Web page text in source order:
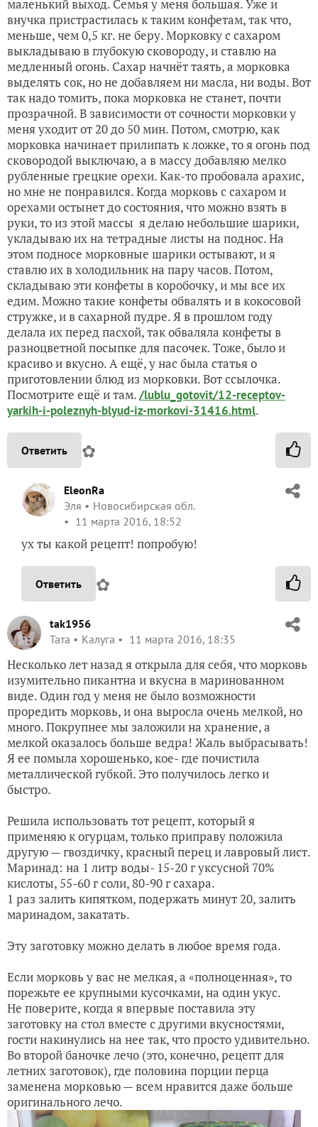
маленький выход. Семья у меня большая. Уже и
внучка пристрастилась к таким конфетам, так что,
меньше, чем 0,5 кг. не беру. Морковку с сахаром
выкладываю в глубокую сковороду, и ставлю на
медленный огонь. Сахар начнёт таять, а морковка
выделять сок, но не добавляем ни масла, ни воды. Вот
так надо томить, пока морковка не станет, почти
прозрачной. В зависимости от сочности морковки у
меня уходит от 20 до 50 мин. Потом, смотрю, как
морковка начинает прилипать к ложке, то я огонь под
сковородой выключаю, а в массу добавляю мелко
рубленные грецкие орехи. Как-то пробовала арахис,
но мне не понравился. Когда морковь с сахаром и
орехами остынет до состояния, что можно взять в
руки, то из этой массы я делаю небольшие шарики,
укладываю их на тетрадные листы на поднос. На
этом подносе морковные шарики остывают, и я
ставлю их в холодильник на пару часов. Потом,
складываю эти конфеты в коробочку, и мы все их
едим. Можно такие конфеты обвалять и в кокосовой
стружке, и в сахарной пудре. Я в прошлом году
делала их перед пасхой, так обваляла конфеты в
разноцветной посыпке для пасочек. Тоже, было и
красиво и вкусно. А ещё, у нас была статья о
приготовлении блюд из морковки. Вот ссылочка.
Посмотрите ещё и там./lublu_gotovit/12-receptov-
yarkih-i-poleznyh-blyud-iz-morkovi-31416.html.
Ответить ✿
EleonRa
Эля
Новосибирская обл.
11 марта 2016, 18:52
ух ты какой рецепт! попробую!
Ответить ✿
tak1956
Taта
Калуга 11 марта 2016, 18:35
Несколько лет назад я открыла для себя, что морковь
изумительно пикантна и вкусна в маринованном
виде. Один год у меня не было возможности
проредить морковь, и она выросла очень мелкой, но
много. Покрупнее мы заложили на хранение, а
мелкой оказалось больше ведра! Жаль выбрасывать!
Я ее помыла хорошенько, кое- где почистила
металлической губкой. Это получилось легко и
быстро.
Решила использовать тот рецепт, который я
применяю к огурцам, только приправу положила
другую — гвоздичку, красный перец и лавровый лист.
Маринад: на 1 литр воды- 15-20 г уксусной 70%
кислоты, 55-60 г соли, 80-90 г сахара.
1 раз залить кипятком, подержать минут 20, залить
маринадом, закатать.
Эту заготовку можно делать в любое время года.
Если морковь у вас не мелкая, а «полноценная», то
порежьте ее крупными кусочками, на один укус.
Не поверите, когда я впервые поставила эту
заготовку на стол вместе с другими вкусностями,
гости накинулись на нее так, что просто удивительно.
Во второй баночке лечо (это, конечно, рецепт для
летних заготовок), где половина порции перца
заменена морковью — всем нравится даже больше
оригинального лечо.